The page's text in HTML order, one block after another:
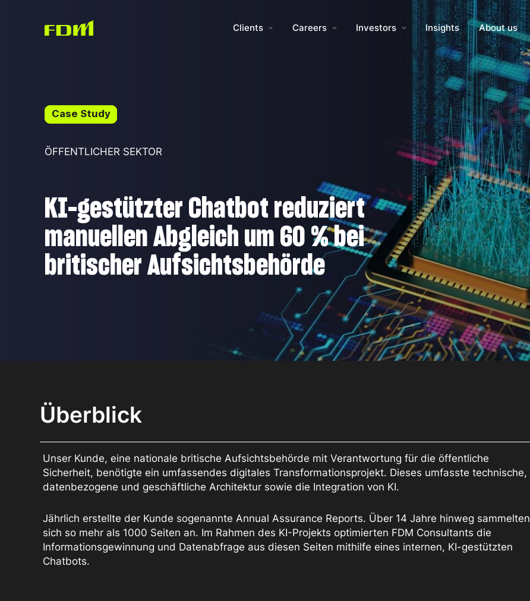
Clients Careers Investors Insights About us
Case Study
ÖFFENTLICHER SEKTOR
KI-gestützter Chatbot reduziert
manuellen Abgleich um 60 % bei
britischer Aufsichtsbehörde
Überblick
Unser Kunde, eine nationale britische Aufsichtsbehörde mit Verantwortung für die öffentliche
Sicherheit, benötigte ein umfassendes digitales Transformationsprojekt. Dieses umfasste technische,
datenbezogene und geschäftliche Architektur sowie die Integration von KI.
Jährlich erstellte der Kunde sogenannte Annual Assurance Reports. Über 14 Jahre hinweg sammelten
sich so mehr als 1000 Seiten an. Im Rahmen des KI-Projekts optimierten FDM Consultants die
Informationsgewinnung und Datenabfrage aus diesen Seiten mithilfe eines internen, KI-gestützten
Chatbots.